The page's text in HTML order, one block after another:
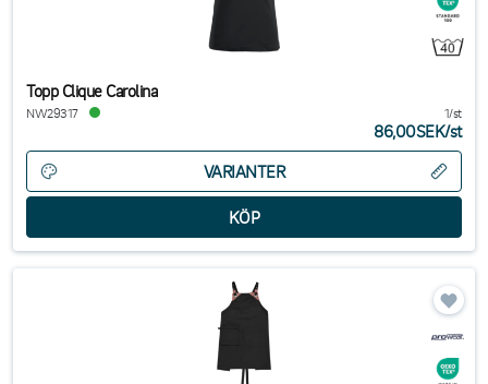
Topp Clique Carolina
NW29317 1/st
86,00SEK/st
VARIANTER